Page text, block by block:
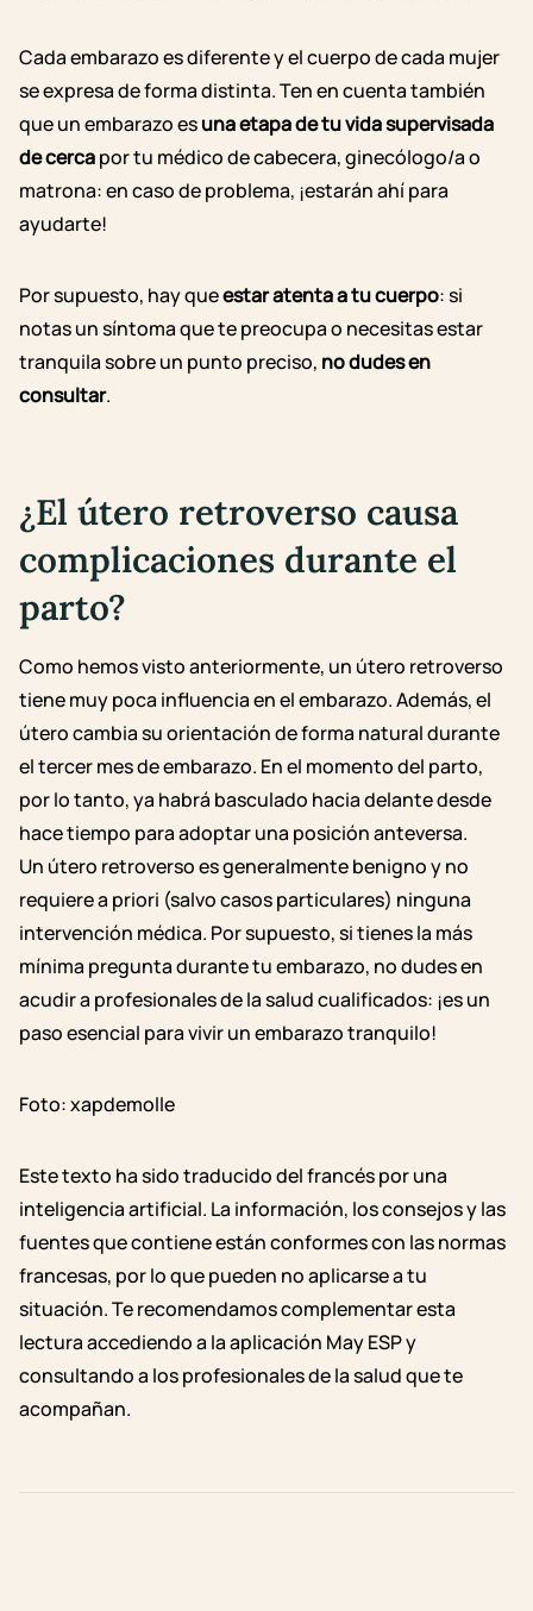
Cada embarazo es diferente y el cuerpo de cada mujer
se expresa de forma distinta. Ten en cuenta también
que un embarazo esuna etapa de tu vida supervisada
de cercapor tu médico de cabecera, ginecólogo/a o
matrona: en caso de problema, ¡estarán ahí para
ayudarte!
Por supuesto, hay queestar atenta a tu cuerpo: si
notas un síntoma que te preocupa o necesitas estar
tranquila sobre un punto preciso, no dudes en
consultar.
¿El útero retroverso causa
complicaciones durante el
parto?
Como hemos visto anteriormente, un útero retroverso
tiene muy poca influencia en el embarazo. Además, el
útero cambia su orientación de forma natural durante
el tercer mes de embarazo. En el momento del parto,
por lo tanto, ya habrá basculado hacia delante desde
hace tiempo para adoptar una posición anteversa.
Un útero retroverso es generalmente benigno y no
requiere a priori (salvo casos particulares) ninguna
intervención médica. Por supuesto, si tienes la más
mínima pregunta durante tu embarazo, no dudes en
acudir a profesionales de la salud cualificados: ¡es un
paso esencial para vivir un embarazo tranquilo!
Foto: xapdemolle
Este texto ha sido traducido del francés por una
inteligencia artificial. La información, los consejos y las
fuentes que contiene están conformes con las normas
francesas, por lo que pueden no aplicarse a tu
situación. Te recomendamos complementar esta
lectura accediendo a la aplicación May ESP y
consultando a los profesionales de la salud que te
acompañan.